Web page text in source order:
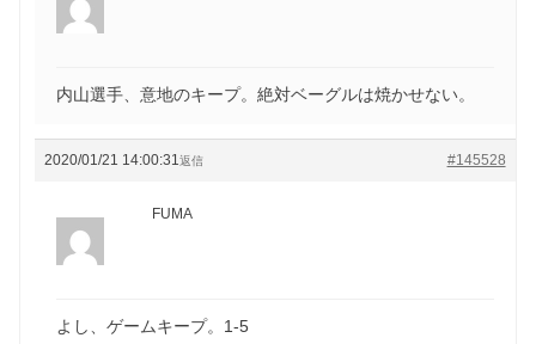
内山選手、意地のキープ。絶対ベーグルは焼かせない。
2020/01/21 14:00:31 #145528
返信
FUMA
よし、ゲームキープ。1-5